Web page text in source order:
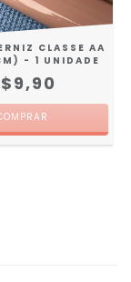
CLASSE AA
- 1 UNIDADE